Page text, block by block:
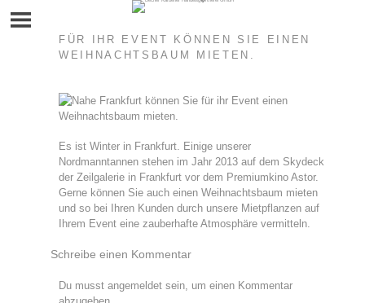
FÜR IHR EVENT KÖNNEN SIE EINEN
WEIHNACHTSBAUM MIETEN.
Es ist Winter in Frankfurt. Einige unserer
Nordmanntannen stehen im Jahr 2013 auf dem Skydeck
der Zeilgalerie in Frankfurt vor dem Premiumkino Astor.
Gerne können Sie auch einen Weihnachtsbaum mieten
und so bei Ihren Kunden durch unsere Mietpflanzen auf
Ihrem Event eine zauberhafte Atmosphäre vermitteln.
Schreibe einen Kommentar
Du musst angemeldet sein, um einen Kommentar